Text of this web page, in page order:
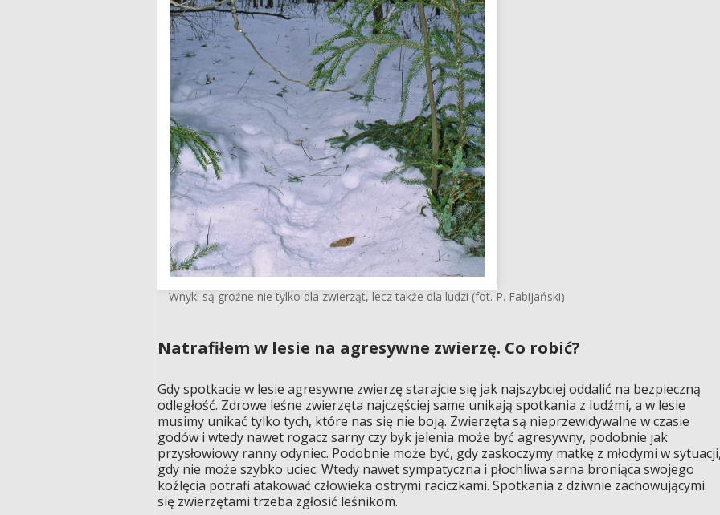
Wnyki są groźne nie tylko dla zwierząt, lecz także dla ludzi (fot. P. Fabijański)
Natrafiłem w lesie na agresywne zwierzę. Co robić?
Gdy spotkacie w lesie agresywne zwierzę starajcie się jak najszybciej oddalić na bezpieczną
odległość. Zdrowe leśne zwierzęta najczęściej same unikają spotkania z ludźmi, a w lesie
musimy unikać tylko tych, które nas się nie boją. Zwierzęta są nieprzewidywalne w czasie
godów i wtedy nawet rogacz sarny czy byk jelenia może być agresywny, podobnie jak
przysłowiowy ranny odyniec. Podobnie może być, gdy zaskoczymy matkę z młodymi w
gdy nie może szybko uciec. Wtedy nawet sympatyczna i płochliwa sarna broniąca swojego
koźlęcia potrafi atakować człowieka ostrymi raciczkami. Spotkania z dziwnie zachowującymi
się zwierzętami trzeba zgłosić leśnikom.